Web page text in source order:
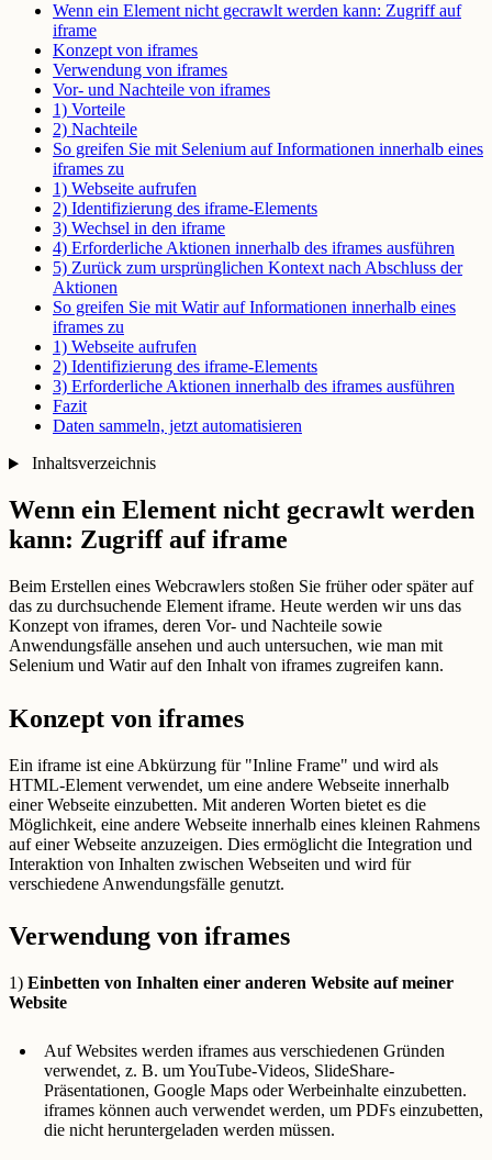
Wenn ein Element nicht gecrawlt werden kann: Zugriff auf
iframe
Konzept von iframes
Verwendung von iframes
Vor- und Nachteile von iframes
1) Vorteile
2) Nachteile
So greifen Sie mit Selenium auf Informationen innerhalb eines
iframes zu
1) Webseite aufrufen
2) Identifizierung des iframe-Elements
3) Wechsel in den iframe
4) Erforderliche Aktionen innerhalb des iframes ausführen
5) Zurück zum ursprünglichen Kontext nach Abschluss der
Aktionen
So greifen Sie mit Watir auf Informationen innerhalb eines
iframes zu
1) Webseite aufrufen
2) Identifizierung des iframe-Elements
3) Erforderliche Aktionen innerhalb des iframes ausführen
Fazit
Daten sammeln, jetzt automatisieren
Inhaltsverzeichnis
Wenn ein Element nicht gecrawlt werden
kann: Zugriff auf iframe
Beim Erstellen eines Webcrawlers stoßen Sie früher oder später auf
das zu durchsuchende Element iframe. Heute werden wir uns das
Konzept von iframes, deren Vor- und Nachteile sowie
Anwendungsfälle ansehen und auch untersuchen, wie man mit
Selenium und Watir auf den Inhalt von iframes zugreifen kann.
Konzept von iframes
Ein iframe ist eine Abkürzung für "Inline Frame" und wird als
HTML-Element verwendet, um eine andere Webseite innerhalb
einer Webseite einzubetten. Mit anderen Worten bietet es die
Möglichkeit, eine andere Webseite innerhalb eines kleinen Rahmens
auf einer Webseite anzuzeigen. Dies ermöglicht die Integration und
Interaktion von Inhalten zwischen Webseiten und wird für
verschiedene Anwendungsfälle genutzt.
Verwendung von iframes
1) Einbetten von Inhalten einer anderen Website auf meiner
Website
Auf Websites werden iframes aus verschiedenen Gründen
verwendet, z. B. um YouTube-Videos, SlideShare-
Präsentationen, Google Maps oder Werbeinhalte einzubetten.
iframes können auch verwendet werden, um PDFs einzubetten,
die nicht heruntergeladen werden müssen.